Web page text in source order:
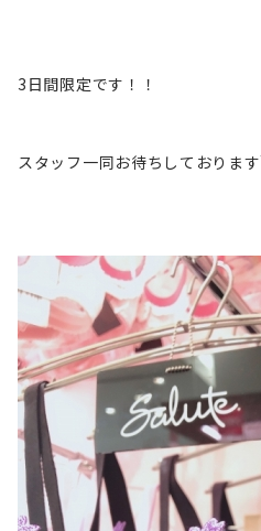
3日間限定です！！
スタッフ一同お待ちしておりま